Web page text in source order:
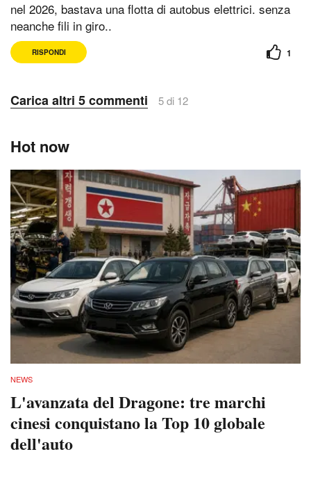
nel 2026, bastava una flotta di autobus elettrici. senza
neanche fili in giro..
RISPONDI 1
Carica altri 5 commenti 5 di 12
Hot now
NEWS
L'avanzata del Dragone: tre marchi
cinesi conquistano la Top 10 globale
dell'auto